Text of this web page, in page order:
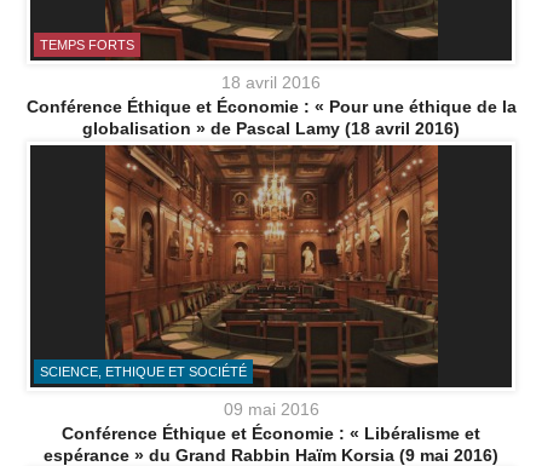
TEMPS FORTS
18 avril 2016
Conférence Éthique et Économie : « Pour une éthique de la
globalisation » de Pascal Lamy (18 avril 2016)
SCIENCE, ETHIQUE ET SOCIÉTÉ
09 mai 2016
Conférence Éthique et Économie : « Libéralisme et
espérance » du Grand Rabbin Haïm Korsia (9 mai 2016)